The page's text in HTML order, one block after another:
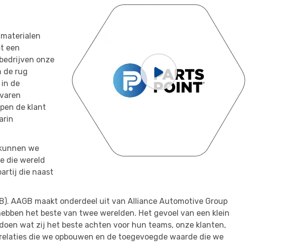
een
onze
de rug
de
de klant
we
die wereld
die naast
AAGB maakt onderdeel uit van Alliance Automotive Group
het beste van twee werelden. Het gevoel van een klein
wat zij het beste achten voor hun teams, onze klanten,
die we opbouwen en de toegevoegde waarde die we